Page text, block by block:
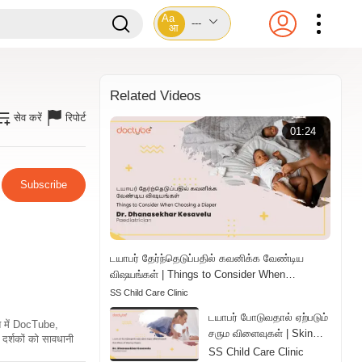
Aa
आ
---
सेव करें रिपोर्ट
Subscribe
में DocTube,
को सावधानी
Related Videos
01:24
டயாபர் தேர்ந்தெடுப்பதில் கவனிக்க வேண்டிய
விஷயங்கள் | Things to Consider When
Choosing a Diaper | Tamil
SS Child Care Clinic
டயாபர் போடுவதால் ஏற்படும்
சரும விளைவுகள் | Skin
Effects of Wearing
SS Child Care Clinic